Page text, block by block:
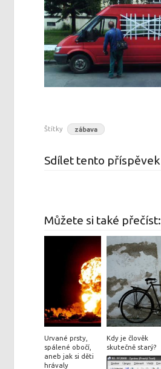
Štítky zábava
Sdílet tento příspěvek
Můžete si také přečíst:
Urvané prsty,
spálené obočí,
aneb jak si děti
hrávaly
Kdy je člověk
skutečně starý?